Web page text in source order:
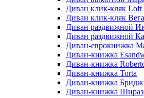
Диван клик-кляк Loft
Диван клик-кляк
Диван раздвижной
Диван раздвижной
Диван-еврокнижка
Диван-книжка
Диван-книжка
Диван-книжка Torta
Диван-книжка Бридж
Диван-книжка Шираз